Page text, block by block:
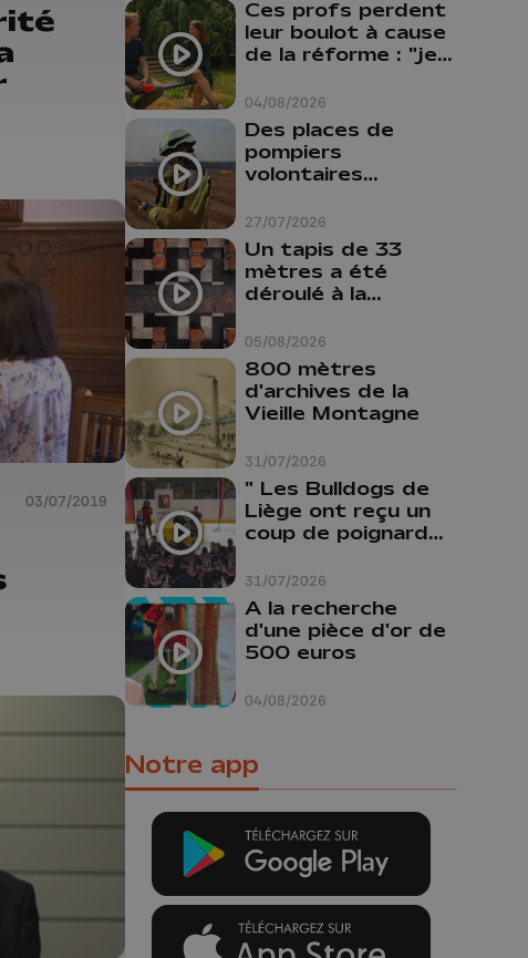
03/07/2019
04/08/2026
Ces profs perdent
leur boulot à cause
de la réforme : "je
comme prof que
comme
pharmacienne"
27/07/2026
Des places de
pompiers
volontaires
province de Liège :
"Un citoyen qui
n'est formé ne
peut pas nous
aider"
05/08/2026
Un tapis de 33
mètres a été
déroulé à la
Liège
31/07/2026
800 mètres
d'archives de la
Vieille Montagne
31/07/2026
" Les Bulldogs de
Liège ont reçu un
coup de poignard
04/08/2026
A la recherche
d'une pièce d'or de
500 euros
Notre app